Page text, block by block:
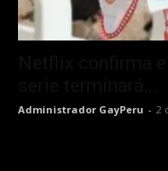
Administrador GayPeru - 2